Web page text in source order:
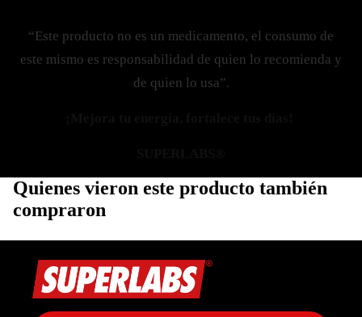
“Este producto no es un medicamento, el consumo de
este mismo es responsabilidad de quien lo recomienda y
de quien lo usa”.
Quienes vieron este producto también
compraron